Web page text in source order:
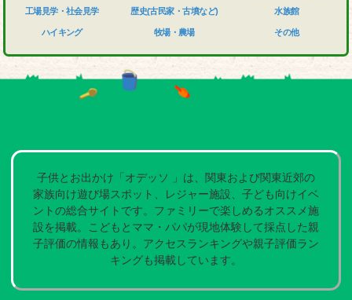
工場見学・社会見学
ハイキング
歴史(古民家・古墳など)
牧場・農場
水族館
その他
子供とお出かけ「オデッソ 」は、関東および関東近郊の
家族向け遊び場スポット、レジャー施設、子ども向けイベ
ントの総合サイトです。ファミリーで楽しめるオススメ施
設を掲載。こどもとママ・パパが現地体験して採点した親
子評価の情報もあり。アクセスランキングや親子評価ラン
キングも掲載しています。